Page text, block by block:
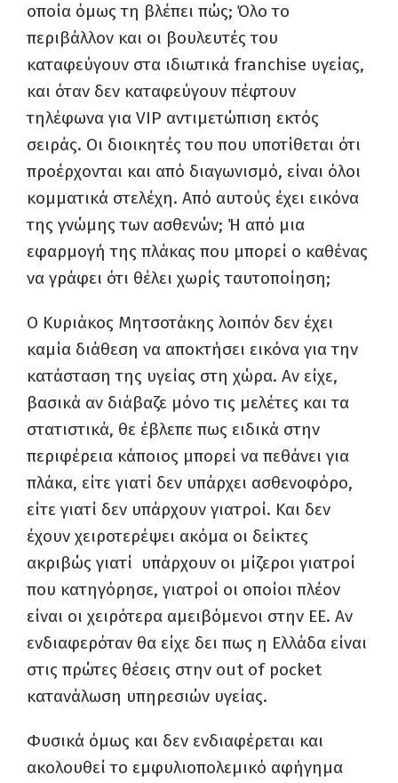
οποία όμως τη βλέπει πώς; Όλο το
περιβάλλον και οι βουλευτές του
καταφεύγουν στα ιδιωτικά franchise υγείας,
και όταν δεν καταφεύγουν πέφτουν
τηλέφωνα για VIP αντιμετώπιση εκτός
σειράς. Οι διοικητές του που υποτίθεται ότι
προέρχονται και από διαγωνισμό, είναι όλοι
κομματικά στελέχη. Από αυτούς έχει εικόνα
της γνώμης των ασθενών; Ή από μια
εφαρμογή της πλάκας που μπορεί ο καθένας
να γράφει ότι θέλει χωρίς ταυτοποίηση;
Ο Κυριάκος Μητσοτάκης λοιπόν δεν έχει
καμία διάθεση να αποκτήσει εικόνα για την
κατάσταση της υγείας στη χώρα. Αν είχε,
βασικά αν διάβαζε μόνο τις μελέτες και τα
στατιστικά, θε έβλεπε πως ειδικά στην
περιφέρεια κάποιος μπορεί να πεθάνει για
πλάκα, είτε γιατί δεν υπάρχει ασθενοφόρο,
είτε γιατί δεν υπάρχουν γιατροί. Και δεν
έχουν χειροτερέψει ακόμα οι δείκτες
ακριβώς γιατί υπάρχουν οι μίζεροι γιατροί
που κατηγόρησε, γιατροί οι οποίοι πλέον
είναι οι χειρότερα αμειβόμενοι στην ΕΕ. Αν
ενδιαφερόταν θα είχε δει πως η Ελλάδα είναι
στις πρώτες θέσεις στην out of pocket
κατανάλωση υπηρεσιών υγείας.
Φυσικά όμως και δεν ενδιαφέρεται και
ακολουθεί το εμφυλιοπολεμικό αφήγημα